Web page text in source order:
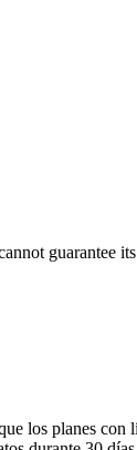
guarantee
los planes con